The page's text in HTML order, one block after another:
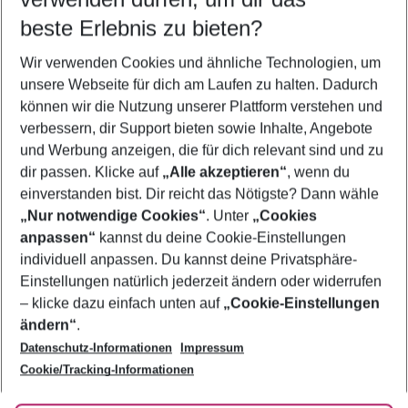
5-8 Nächte
2 Erwachsene Keine Kinder
Mehr Filter anzeigen
Footer
Footer navigation
Über uns
AGB
Bestpreisgarantie
Cookie-Einstellungen ändern
Cookie-Richtlinie
Agenturbetreuung
Barrierefreies Reisen
Folge uns
beste Erlebnis zu bieten?
Wir verwenden Cookies und ähnliche Technologien, um
unsere Webseite für dich am Laufen zu halten. Dadurch
können wir die Nutzung unserer Plattform verstehen und
verbessern, dir Support bieten sowie Inhalte, Angebote
und Werbung anzeigen, die für dich relevant sind und zu
dir passen. Klicke auf „Alle akzeptieren“, wenn du
einverstanden bist. Dir reicht das Nötigste? Dann wähle
„Nur notwendige Cookies“. Unter „Cookies
anpassen“ kannst du deine Cookie-Einstellungen
individuell anpassen. Du kannst deine Privatsphäre-
Einstellungen natürlich jederzeit ändern oder widerrufen
– klicke dazu einfach unten auf „Cookie-Einstellungen
ändern“.
Datenschutz-Informationen
Impressum
Cookie/Tracking-Informationen